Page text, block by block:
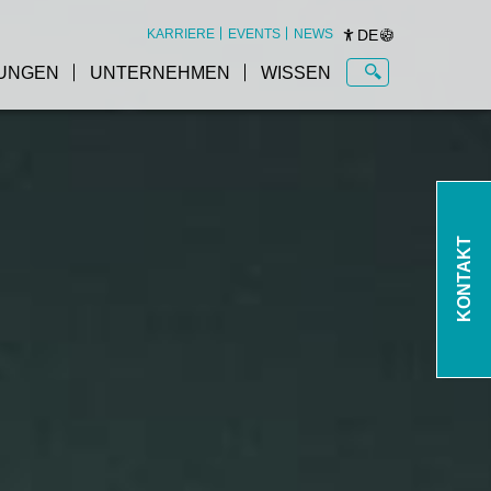
KARRIERE EVENTS NEWS DE
UNTERNEHMEN WISSEN
KONTAKT